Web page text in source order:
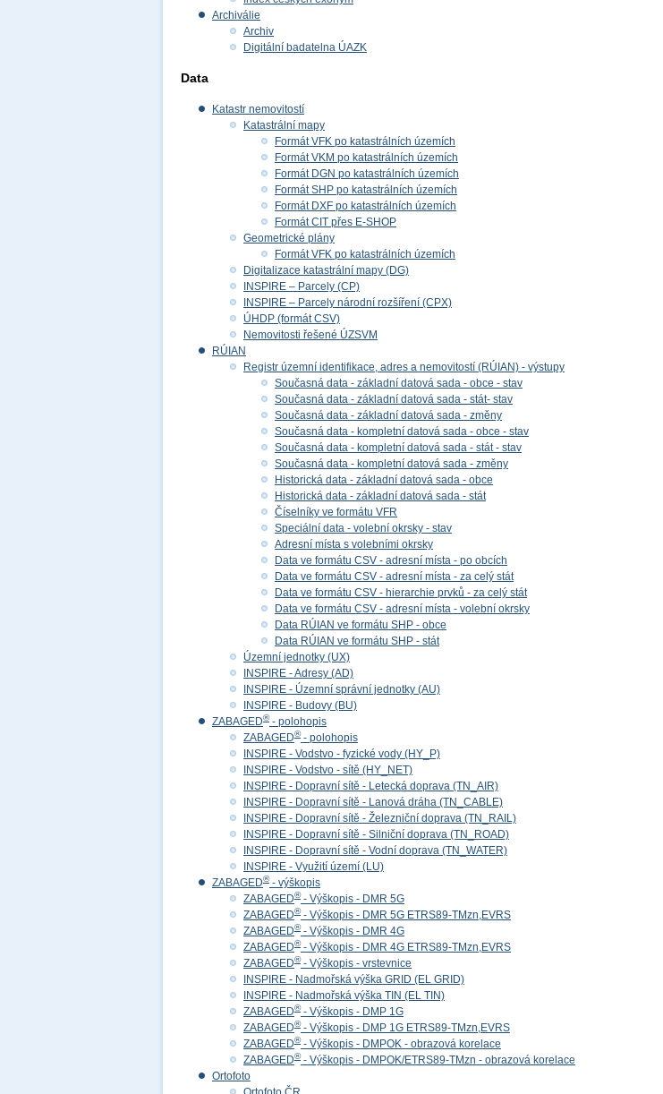
Archiválie
Archiv
Digitální badatelna ÚAZK
Data
Katastr nemovitostí
Katastrální mapy
Formát VFK po katastrálních územích
Formát VKM po katastrálních územích
Formát DGN po katastrálních územích
Formát SHP po katastrálních územích
Formát DXF po katastrálních územích
Formát CIT přes E-SHOP
Geometrické plány
Formát VFK po katastrálních územích
Digitalizace katastrální mapy (DG)
INSPIRE – Parcely (CP)
INSPIRE – Parcely národní rozšíření (CPX)
ÚHDP (formát CSV)
Nemovitosti řešené ÚZSVM
RÚIAN
Registr územní identifikace, adres a nemovitostí (RÚIAN) - výstupy
Současná data - základní datová sada - obce - stav
Současná data - základní datová sada - stát- stav
Současná data - základní datová sada - změny
Současná data - kompletní datová sada - obce - stav
Současná data - kompletní datová sada - stát - stav
Současná data - kompletní datová sada - změny
Historická data - základní datová sada - obce
Historická data - základní datová sada - stát
Číselníky ve formátu VFR
Speciální data - volební okrsky - stav
Adresní místa s volebními okrsky
Data ve formátu CSV - adresní místa - po obcích
Data ve formátu CSV - adresní místa - za celý stát
Data ve formátu CSV - hierarchie prvků - za celý stát
Data ve formátu CSV - adresní místa - volební okrsky
Data RÚIAN ve formátu SHP - obce
Data RÚIAN ve formátu SHP - stát
Územní jednotky (UX)
INSPIRE - Adresy (AD)
INSPIRE - Územní správní jednotky (AU)
INSPIRE - Budovy (BU)
ZABAGED®- polohopis
ZABAGED®- polohopis
INSPIRE - Vodstvo - fyzické vody (HY_P)
INSPIRE - Vodstvo - sítě (HY_NET)
INSPIRE - Dopravní sítě - Letecká doprava (TN_AIR)
INSPIRE - Dopravní sítě - Lanová dráha (TN_CABLE)
INSPIRE - Dopravní sítě - Železniční doprava (TN_RAIL)
INSPIRE - Dopravní sítě - Silniční doprava (TN_ROAD)
INSPIRE - Dopravní sítě - Vodní doprava (TN_WATER)
INSPIRE - Využití území (LU)
ZABAGED®- výškopis
ZABAGED®- Výškopis - DMR 5G
ZABAGED®- Výškopis - DMR 5G ETRS89-TMzn,EVRS
ZABAGED®- Výškopis - DMR 4G
ZABAGED®- Výškopis - DMR 4G ETRS89-TMzn,EVRS
ZABAGED®- Výškopis - vrstevnice
INSPIRE - Nadmořská výška GRID (EL GRID)
INSPIRE - Nadmořská výška TIN (EL TIN)
ZABAGED®- Výškopis - DMP 1G
ZABAGED®- Výškopis - DMP 1G ETRS89-TMzn,EVRS
ZABAGED®- Výškopis - DMPOK - obrazová korelace
ZABAGED®- Výškopis - DMPOK/ETRS89-TMzn - obrazová korelace
Ortofoto